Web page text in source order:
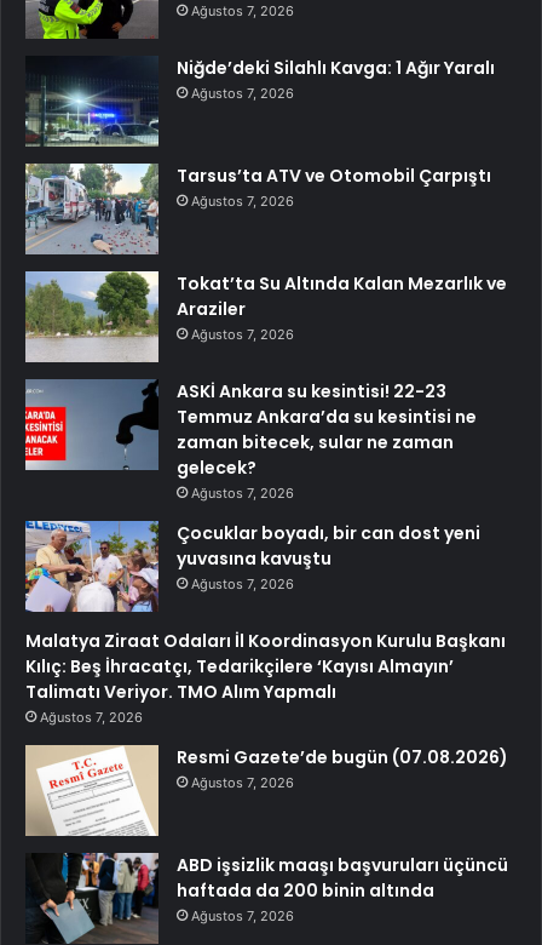
Ağustos 7, 2026
Niğde’deki Silahlı Kavga: 1 Ağır Yaralı
Ağustos 7, 2026
Tarsus’ta ATV ve Otomobil Çarpıştı
Ağustos 7, 2026
Tokat’ta Su Altında Kalan Mezarlık ve
Araziler
Ağustos 7, 2026
ASKİ Ankara su kesintisi! 22-23
Temmuz Ankara’da su kesintisi ne
zaman bitecek, sular ne zaman
gelecek?
Ağustos 7, 2026
Çocuklar boyadı, bir can dost yeni
yuvasına kavuştu
Ağustos 7, 2026
Malatya Ziraat Odaları İl Koordinasyon Kurulu Başkanı
Kılıç: Beş İhracatçı, Tedarikçilere ‘Kayısı Almayın’
Talimatı Veriyor. TMO Alım Yapmalı
Ağustos 7, 2026
Resmi Gazete’de bugün (07.08.2026)
Ağustos 7, 2026
ABD işsizlik maaşı başvuruları üçüncü
haftada da 200 binin altında
Ağustos 7, 2026